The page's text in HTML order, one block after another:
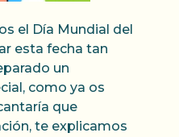
el Día Mundial del
esta fecha tan
un
como ya os
que
te explicamos